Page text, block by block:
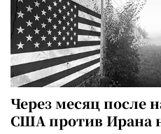
Через месяц после
США против Ирана